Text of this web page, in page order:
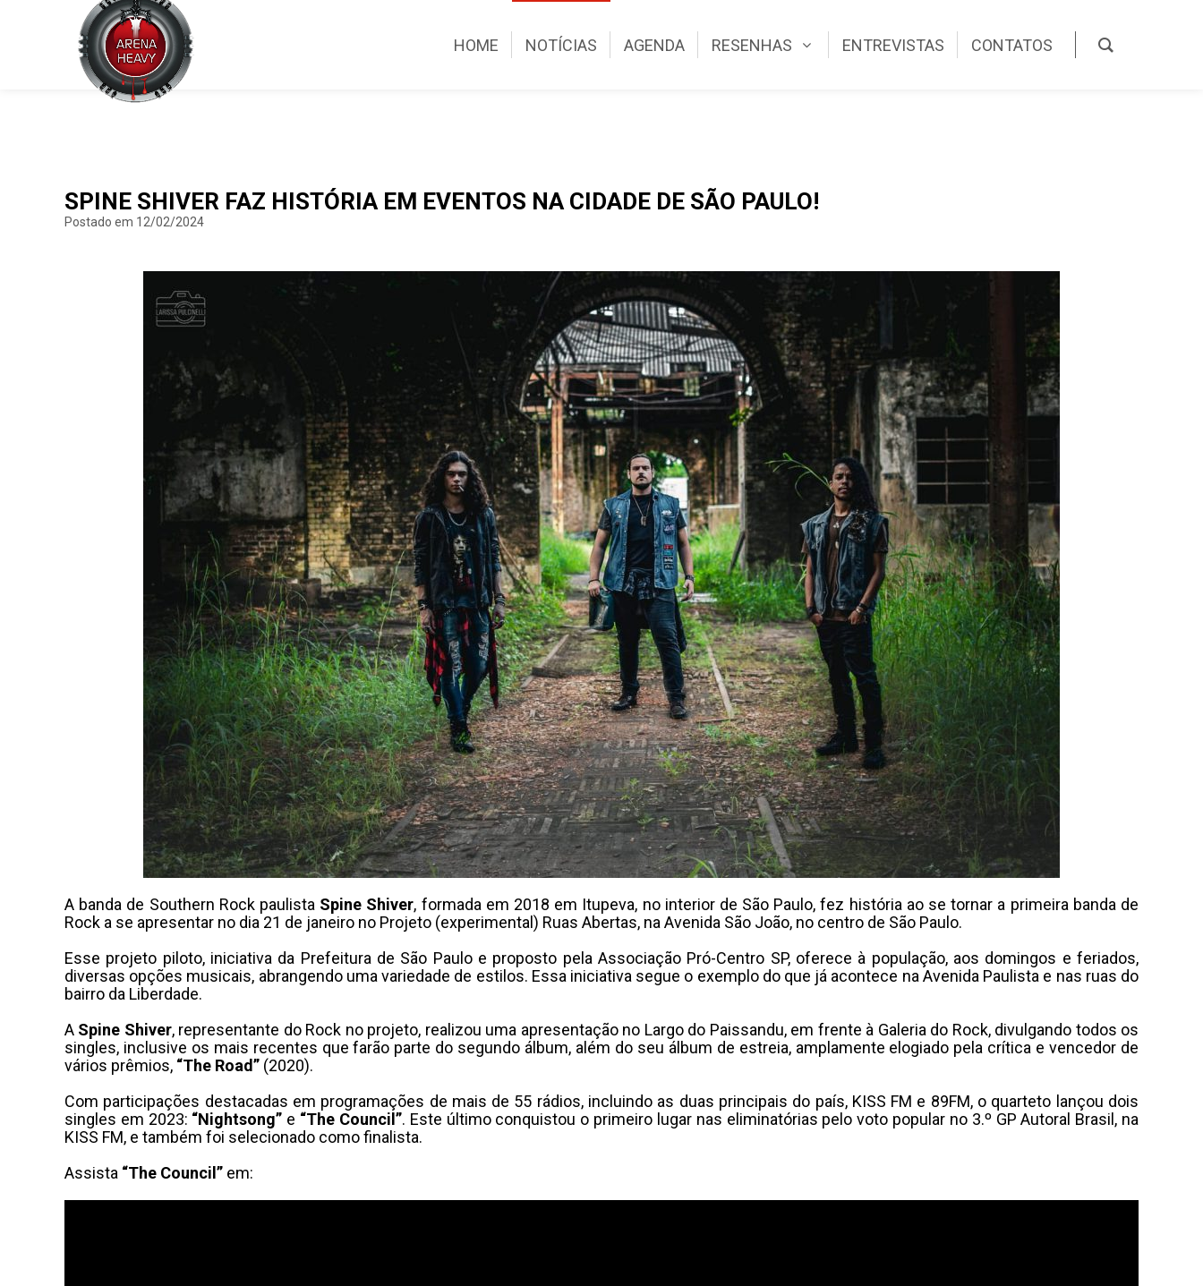
HOME NOTÍCIAS AGENDA RESENHAS ENTREVISTAS CONTATOS
SPINE SHIVER FAZ HISTÓRIA EM EVENTOS NA CIDADE DE SÃO PAULO!
Postado em 12/02/2024
A banda de Southern Rock paulista Spine Shiver, formada em 2018 em Itupeva, no interior de São Paulo, fez história ao se tornar a primeira banda de
Rock a se apresentar no dia 21 de janeiro no Projeto (experimental) Ruas Abertas, na Avenida São João, no centro de São Paulo.
Esse projeto piloto, iniciativa da Prefeitura de São Paulo e proposto pela Associação Pró-Centro SP, oferece à população, aos domingos e feriados,
diversas opções musicais, abrangendo uma variedade de estilos. Essa iniciativa segue o exemplo do que já acontece na Avenida Paulista e nas ruas do
bairro da Liberdade.
A Spine Shiver, representante do Rock no projeto, realizou uma apresentação no Largo do Paissandu, em frente à Galeria do Rock, divulgando todos os
singles, inclusive os mais recentes que farão parte do segundo álbum, além do seu álbum de estreia, amplamente elogiado pela crítica e vencedor de
vários prêmios, “The Road” (2020).
Com participações destacadas em programações de mais de 55 rádios, incluindo as duas principais do país, KISS FM e 89FM, o quarteto lançou dois
singles em 2023: “Nightsong” e “The Council”. Este último conquistou o primeiro lugar nas eliminatórias pelo voto popular no 3.º GP Autoral Brasil, na
KISS FM, e também foi selecionado como finalista.
Assista “The Council” em: